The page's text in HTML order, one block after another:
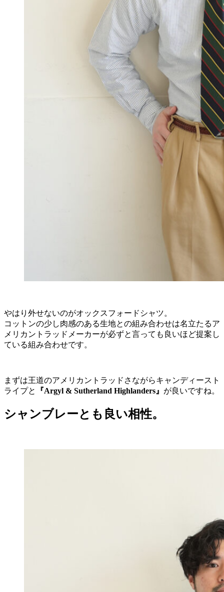
やはり外せないのがオックスフォードシャツ。
コットンの少し肉感のある生地との組み合わせは名立たるア
メリカントラッドメーカーが必ずと言っても良いほど提案し
ている組み合わせです。
まずは王道のアメリカントラッドさながらキャンディースト
ライプと
『Argyl & Sutherland Highlanders』 が良いですね。
シャンブレーとも良い相性。